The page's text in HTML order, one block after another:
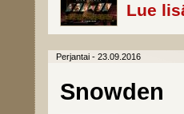
Lue
Perjantai - 23.09.2016
Snowden